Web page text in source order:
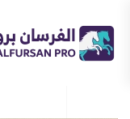
Skip
to